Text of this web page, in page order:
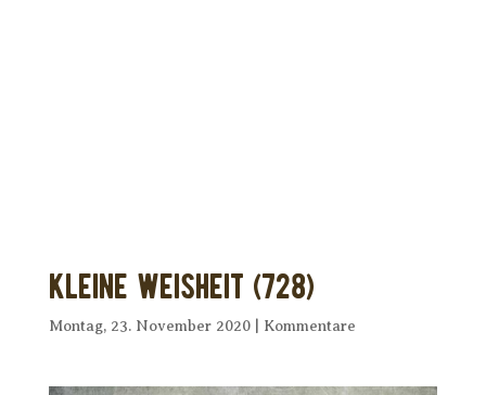
Kleine Weisheit (728)
Montag, 23. November 2020| Kommentare